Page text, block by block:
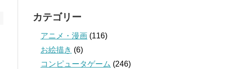
カテゴリー
アニメ・漫画 (116)
お絵描き (6)
コンピュータゲーム (246)